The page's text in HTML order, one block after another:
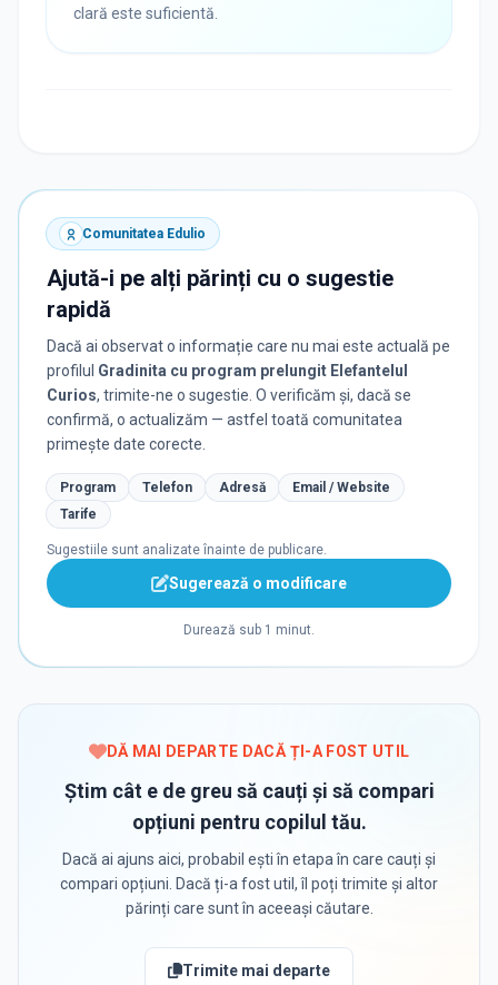
clară este suficientă.
Comunitatea Edulio
Ajută-i pe alți părinți cu o sugestie
rapidă
Dacă ai observat o informație care nu mai este actuală pe
profilul Gradinita cu program prelungit Elefantelul
Curios, trimite-ne o sugestie. O verificăm și, dacă se
confirmă, o actualizăm — astfel toată comunitatea
primește date corecte.
Program Telefon Adresă
Email / Website
Tarife
Sugestiile sunt analizate înainte de publicare.
Sugerează o modificare
Durează sub 1 minut.
DĂ MAI DEPARTE DACĂ ȚI-A FOST UTIL
Știm cât e de greu să cauți și să compari
opțiuni pentru copilul tău.
Dacă ai ajuns aici, probabil ești în etapa în care cauți și
compari opțiuni. Dacă ți-a fost util, îl poți trimite și altor
părinți care sunt în aceeași căutare.
Trimite mai departe